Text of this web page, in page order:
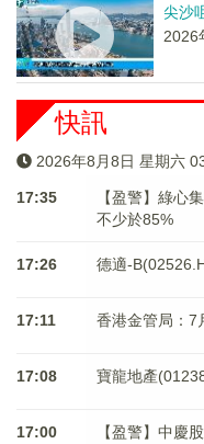
尖沙
2026
快訊
2026年8月8日 星期六
17:35
【盈警】綠心
不少於85%
17:26 德適-
17:11 香港金管局：7
17:08 寶龍地產
17:00
【盈警】中慶